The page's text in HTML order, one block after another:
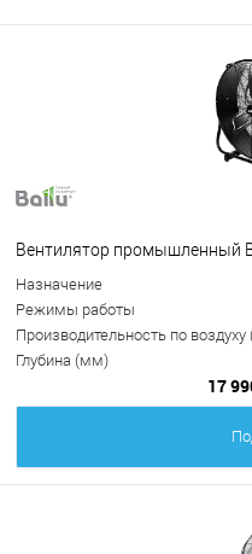
Вентилятор промышленный
Назначение
Режимы работы
Производительность по
Глубина (мм)
17